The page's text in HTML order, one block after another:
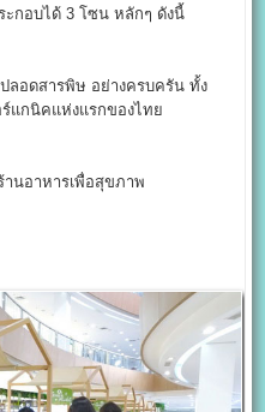
กอบได้ 3 โซน หลักๆ ดังนี้
ลอดสารพิษ อย่างครบครัน ทั้ง
แกนิคแห่งแรกของไทย
นอาหารเพื่อสุขภาพ